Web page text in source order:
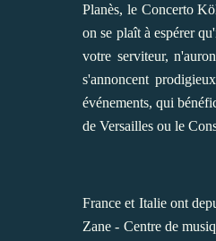
Planès, le Concerto
on se plaît à espérer
votre serviteur,
s'annoncent
événements, qui
de Versailles ou le
France et Italie ont
Zane - Centre de